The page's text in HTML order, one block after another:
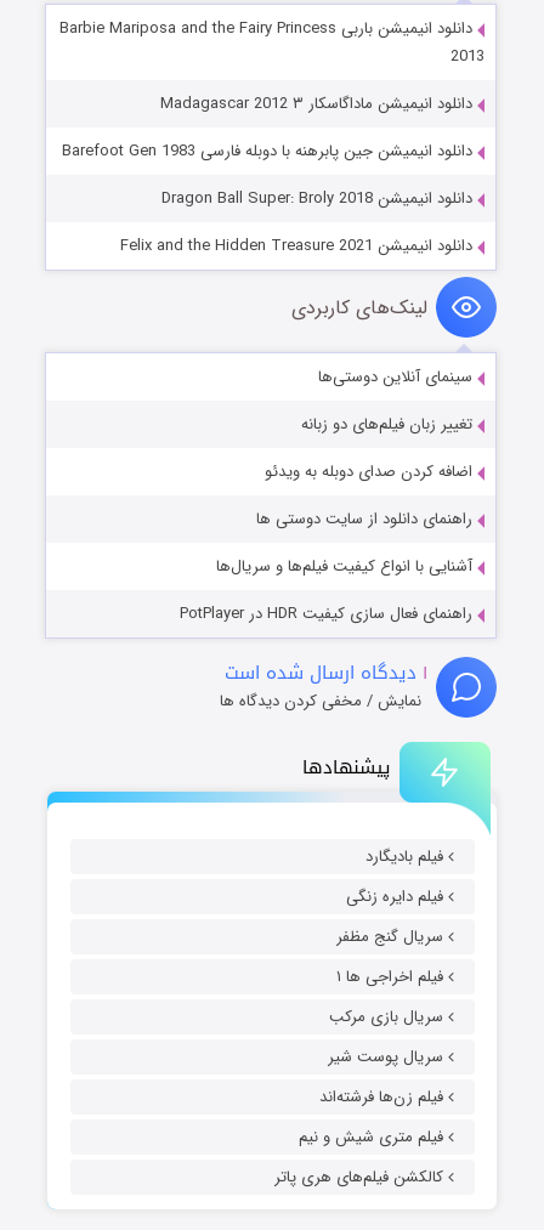
پیشنهادها
فیلم بادیگارد
فیلم دایره زنگی
سریال گنج مظفر
فیلم اخراجی ها ۱
سریال بازی مرکب
سریال پوست شیر
فیلم زن‌ها فرشته‌اند
فیلم متری شیش و نیم
کالکشن فیلم‌های هری پاتر
دانلود انیمیشن باربی Barbie Mariposa and the Fairy Princess
2013
دانلود انیمیشن ماداگاسکار ۳ Madagascar 2012
دانلود انیمیشن جین پابرهنه با دوبله فارسی Barefoot Gen 1983
دانلود انیمیشن Dragon Ball Super: Broly 2018
دانلود انیمیشن Felix and the Hidden Treasure 2021
لینک‌های کاربردی
سینمای آنلاین دوستی‌ها
تغییر زبان فیلم‌های دو زبانه
اضافه کردن صدای دوبله به ویدئو
راهنمای دانلود از سایت دوستی ها
آشنایی با انواع کیفیت فیلم‌ها و سریال‌ها
راهنمای فعال سازی کیفیت HDR در PotPlayer
۱ دیدگاه ارسال شده است
نمایش / مخفی کردن دیدگاه ها